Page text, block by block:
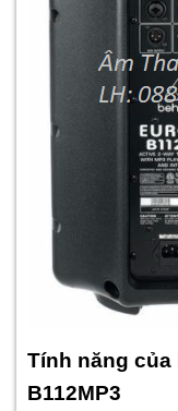
Tính năng của
B112MP3